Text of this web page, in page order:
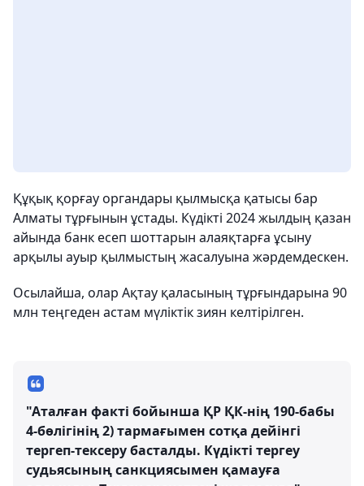
Құқық қорғау органдары қылмысқа қатысы бар
Алматы тұрғынын ұстады. Күдікті 2024 жылдың қазан
айында банк есеп шоттарын алаяқтарға ұсыну
арқылы ауыр қылмыстың жасалуына жәрдемдескен.
Осылайша, олар Ақтау қаласының тұрғындарына 90
млн теңгеден астам мүліктік зиян келтірілген.
"Аталған факті бойынша ҚР ҚК-нің 190-бабы
4-бөлігінің 2) тармағымен сотқа дейінгі
тергеп-тексеру басталды. Күдікті тергеу
судьясының санкциясымен қамауға